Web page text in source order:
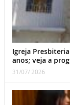
Igreja
anos; veja a
31/07/ 2026